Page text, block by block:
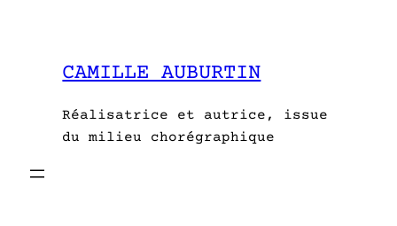
CAMILLE AUBURTIN
Réalisatrice et autrice, issue
du milieu chorégraphique